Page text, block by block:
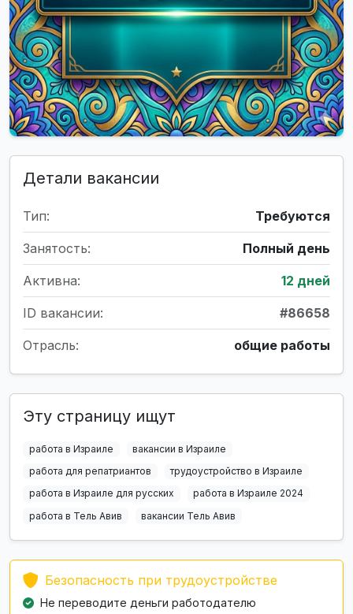
Детали вакансии
Тип: Требуются
Занятость: Полный день
Активна: 12 дней
ID вакансии: #86658
Отрасль: общие работы
Эту страницу ищут
работа в Израиле
вакансии в Израиле
работа для репатриантов
трудоустройство в Израиле
работа в Израиле для русских
работа в Израиле 2024
работа в Тель Авив
вакансии Тель Авив
Безопасность при трудоустройстве
Не переводите деньги работодателю